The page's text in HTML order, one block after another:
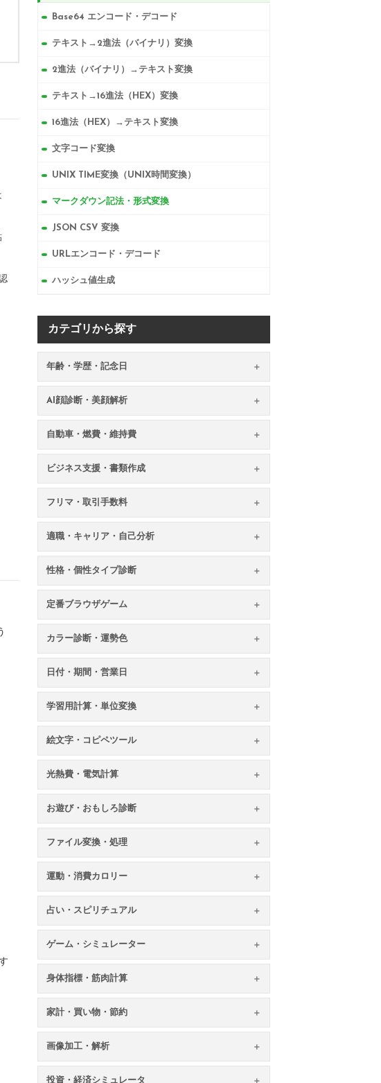
Base64 エンコード・デコード
テキスト→2進法（バイナリ）変換
2進法（バイナリ）→テキスト変換
テキスト→16進法（HEX）変換
16進法（HEX）→テキスト変換
文字コード変換
UNIX TIME変換（UNIX時間変換）
マークダウン記法・形式変換
JSON CSV 変換
URLエンコード・デコード
ハッシュ値生成
カテゴリから探す
年齢・学歴・記念日
AI顔診断・美顔解析
自動車・燃費・維持費
ビジネス支援・書類作成
フリマ・取引手数料
適職・キャリア・自己分析
性格・個性タイプ診断
定番ブラウザゲーム
カラー診断・運勢色
日付・期間・営業日
学習用計算・単位変換
絵文字・コピペツール
光熱費・電気計算
お遊び・おもしろ診断
ファイル変換・処理
運動・消費カロリー
占い・スピリチュアル
ゲーム・シミュレーター
身体指標・筋肉計算
家計・買い物・節約
画像加工・解析
投資・経済シミュレータ